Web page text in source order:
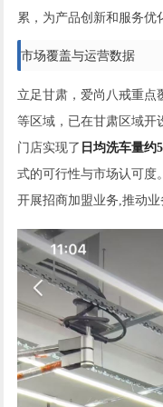
累，为产品创新和服务优
市场覆盖与运营数据
立足甘肃，爱尚八戒重点
等区域，已在甘肃区域开
门店实现了 日均洗车量约
式的可行性与市场认可度
开展招商加盟业务,推动业